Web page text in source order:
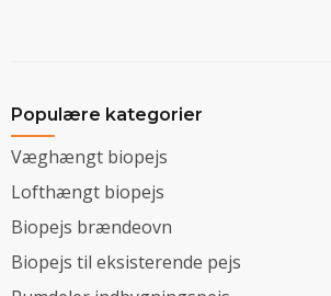
Populære kategorier
Væghængt biopejs
Lofthængt biopejs
Biopejs brændeovn
Biopejs til eksisterende pejs